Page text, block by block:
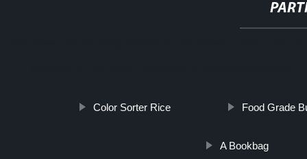
Color Sorter Rice Food Grade
A Bookbag